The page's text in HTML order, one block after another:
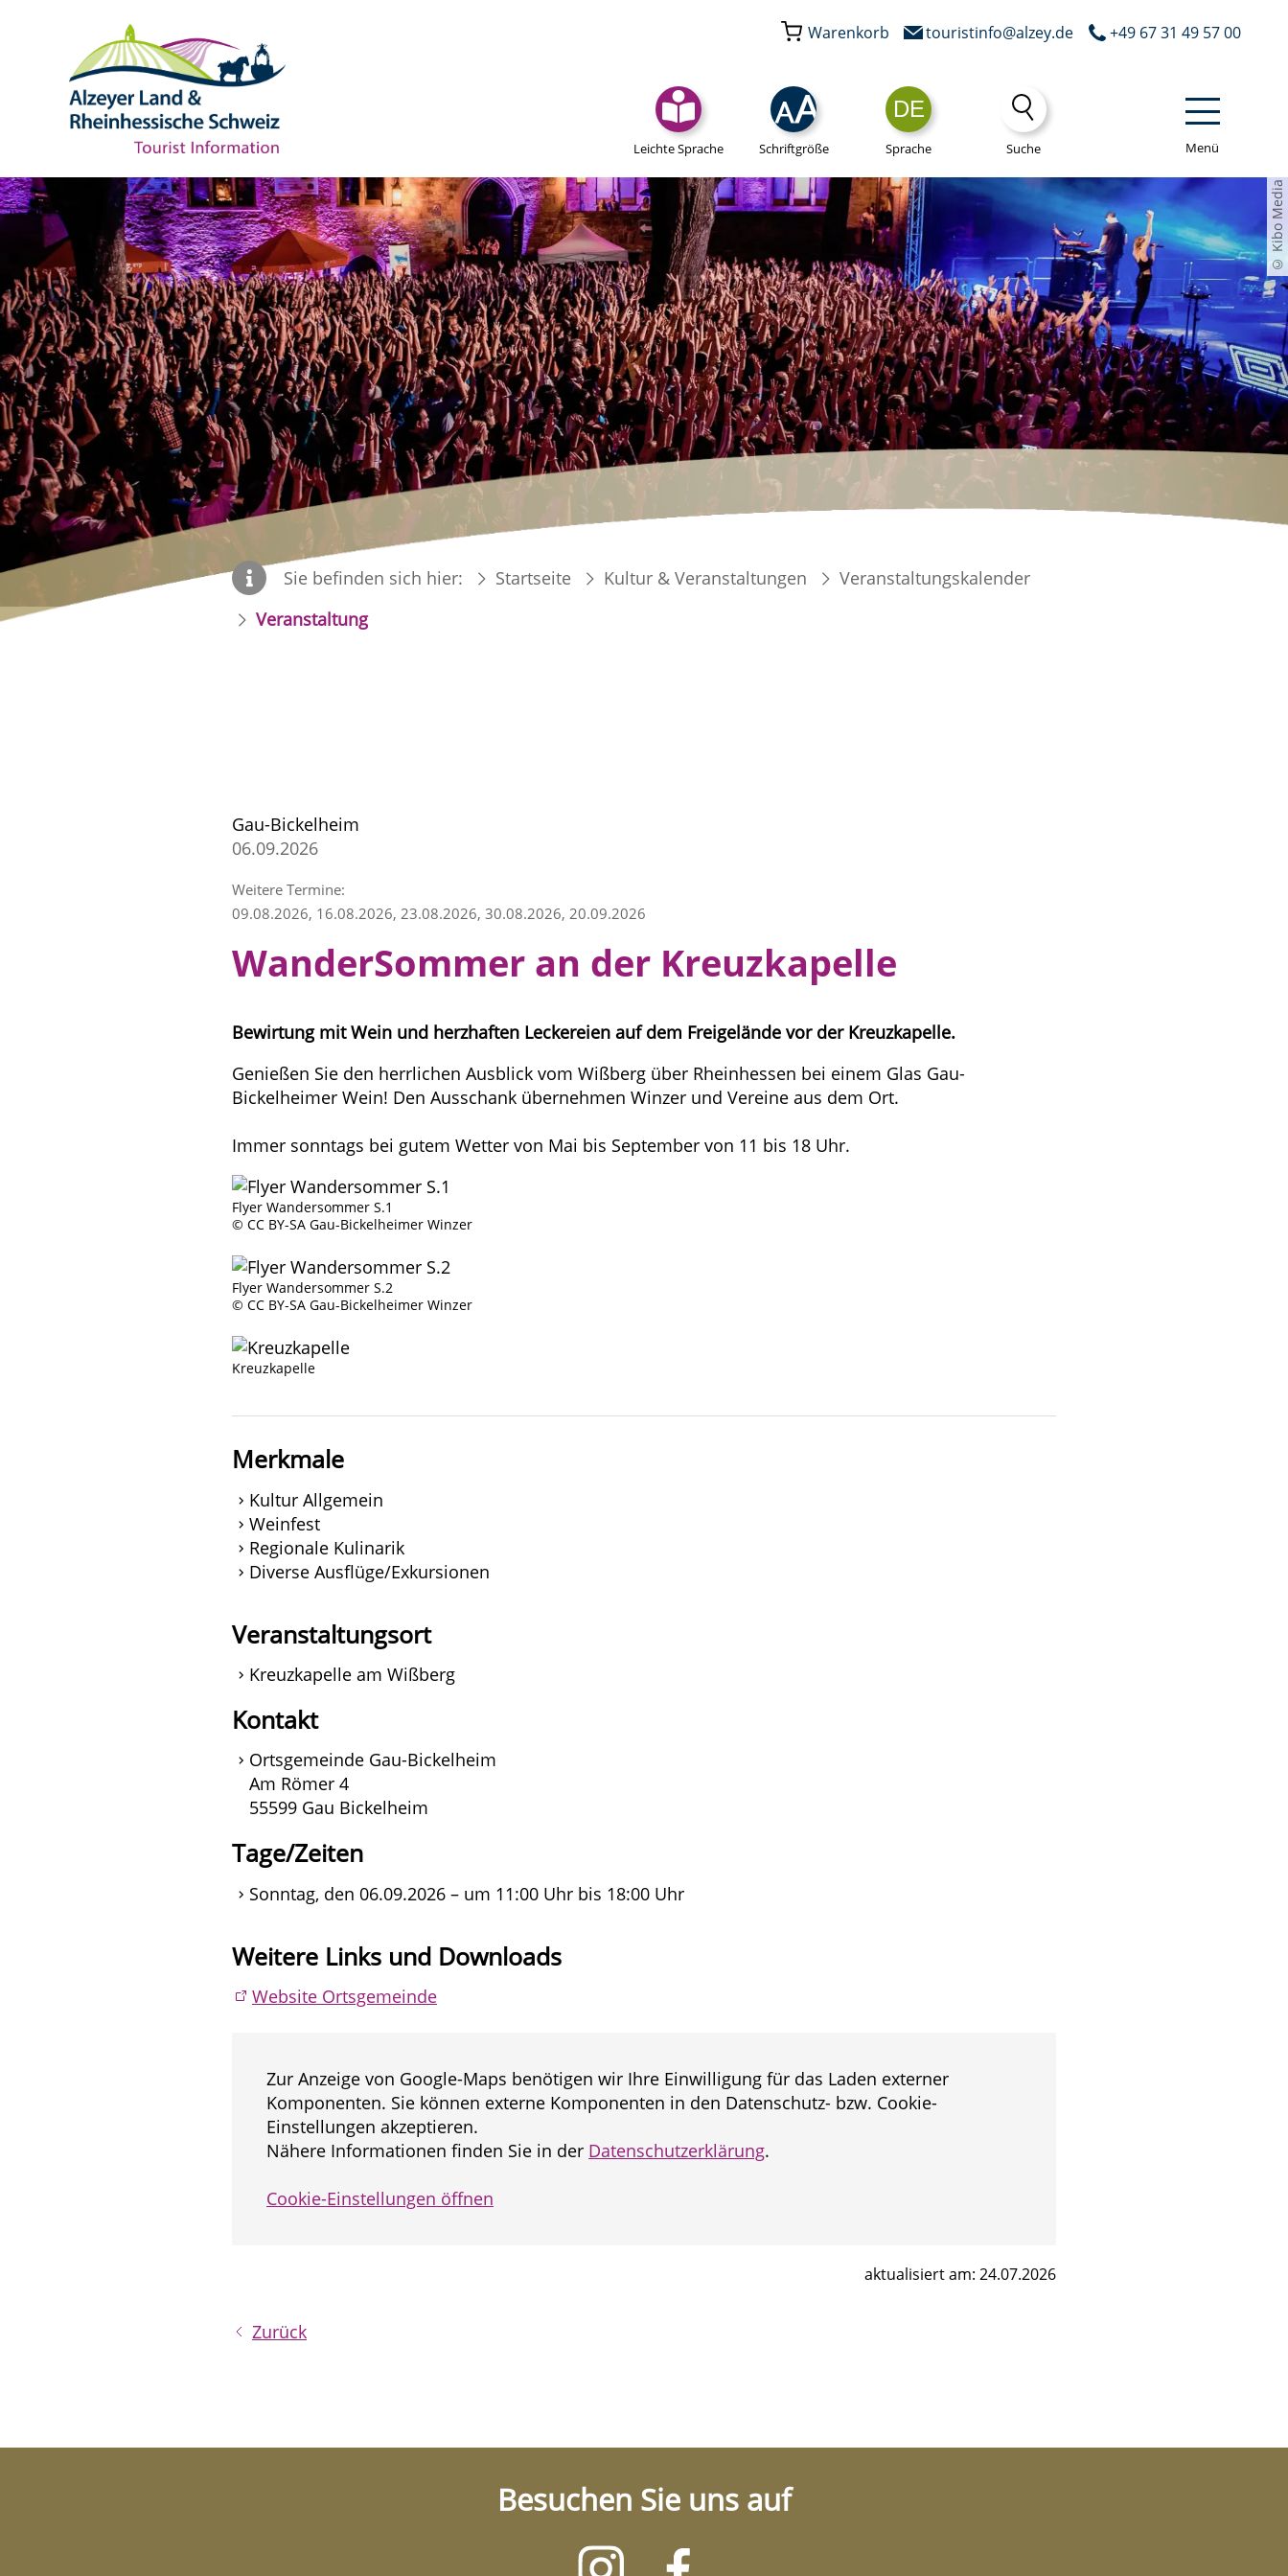
+49 67 31 49 57 00
touristinfo@alzey.de
Warenkorb
Suche
DE
Sprache
Schriftgröße
Leichte Sprache Menü
© Kibo Media
Sie befinden sich hier: Startseite Kultur & Veranstaltungen
Veranstaltungskalender
Veranstaltung
Gau-Bickelheim
06.09.2026
Weitere Termine:
09.08.2026, 16.08.2026, 23.08.2026, 30.08.2026, 20.09.2026
WanderSommer an der Kreuzkapelle
Bewirtung mit Wein und herzhaften Leckereien auf dem Freigelände vor der Kreuzkapelle.
Genießen Sie den herrlichen Ausblick vom Wißberg über Rheinhessen bei einem Glas Gau-
Bickelheimer Wein! Den Ausschank übernehmen Winzer und Vereine aus dem Ort.
Immer sonntags bei gutem Wetter von Mai bis September von 11 bis 18 Uhr.
Flyer Wandersommer S.1
© CC BY-SA Gau-Bickelheimer Winzer
Flyer Wandersommer S.2
© CC BY-SA Gau-Bickelheimer Winzer
Kreuzkapelle
Merkmale
Kultur Allgemein
Weinfest
Regionale Kulinarik
Diverse Ausflüge/Exkursionen
Veranstaltungsort
Kreuzkapelle am Wißberg
Kontakt
Ortsgemeinde Gau-Bickelheim
Am Römer 4
55599 Gau Bickelheim
Tage/Zeiten
Sonntag, den 06.09.2026 – um 11:00 Uhr bis 18:00 Uhr
Weitere Links und Downloads
Website Ortsgemeinde
Zur Anzeige von Google-Maps benötigen wir Ihre Einwilligung für das Laden externer
Komponenten. Sie können externe Komponenten in den Datenschutz- bzw. Cookie-
Einstellungen akzeptieren.
Nähere Informationen finden Sie in der Datenschutzerklärung.
Cookie-Einstellungen öffnen
aktualisiert am: 24.07.2026
Zurück
Besuchen Sie uns auf
Besuchen
Besuchen